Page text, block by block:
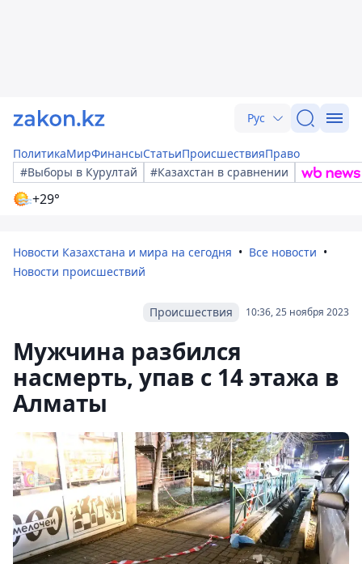
Рус
ПолитикаМирФинансыСтатьиПроисшествияПраво
#Выборы в Курултай
#Казахстан в сравнении
+29°
Новости Казахстана и мира на сегодня
Все новости
Новости происшествий
10:36, 25 ноября 2023
Происшествия
Мужчина разбился
насмерть, упав с 14 этажа в
Алматы